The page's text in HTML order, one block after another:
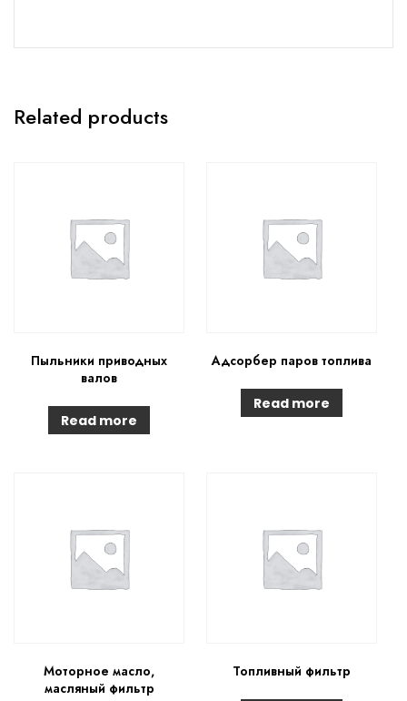
Related products
Пыльники приводных
валов
Read more
Адсорбер паров топлива
Read more
Моторное масло,
масляный фильтр
Топливный фильтр